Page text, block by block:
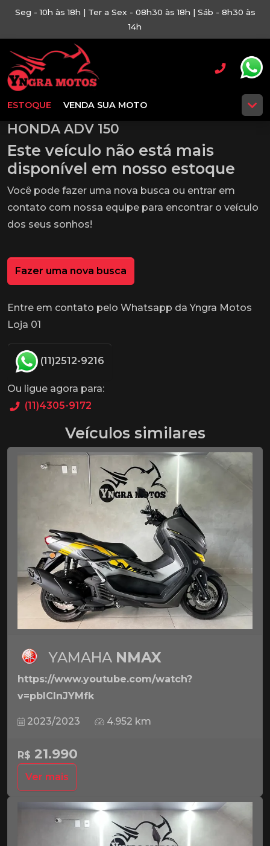
Seg - 10h às 18h | Ter a Sex - 08h30 às 18h | Sáb - 8h30 às
14h
ESTOQUE VENDA SUA MOTO
HONDA ADV 150
Este veículo não está mais
disponível em nosso estoque
Você pode fazer uma nova busca ou entrar em
contato com nossa equipe para encontrar o veículo
dos seus sonhos!
Fazer uma nova busca
Entre em contato pelo Whatsapp da Yngra Motos
Loja 01
(11)2512-9216
Ou ligue agora para:
(11)4305-9172
Veículos similares
YAMAHA NMAX
https://www.youtube.com/watch?
v=pbICInJYMfk
2023/2023 4.952 km
R$ 21.990
Ver mais